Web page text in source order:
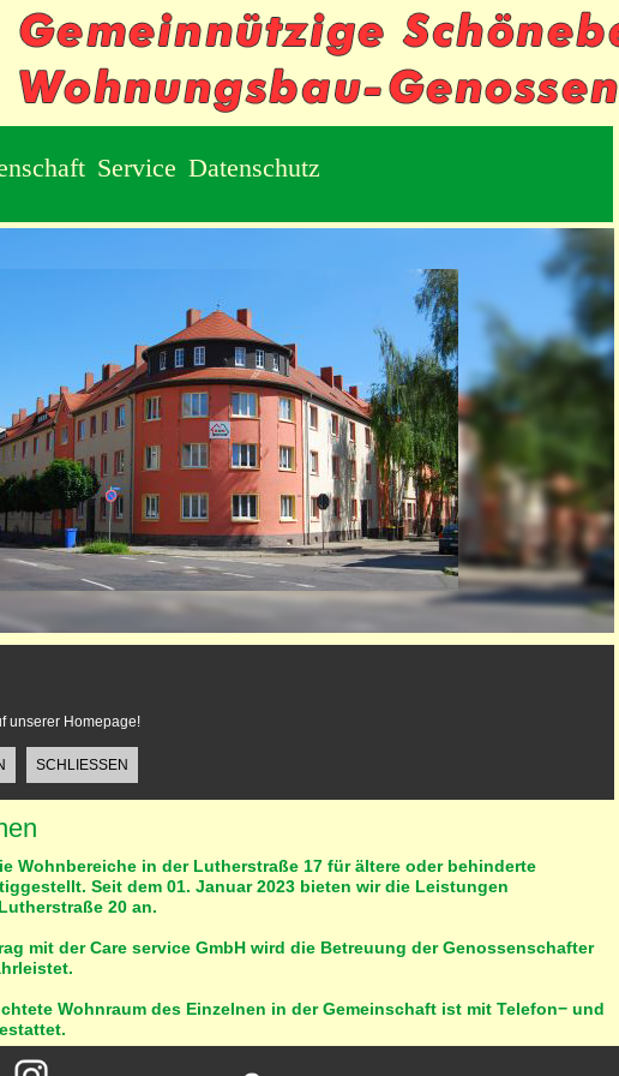
Service Datenschutz
unserer Homepage!
Wohnbereiche in der Lutherstraße 17 für ältere oder behinderte
Seit dem 01. Januar 2023 bieten wir die Leistungen
20 an.
mit der Care service GmbH wird die Betreuung der Genossenschafter
Wohnraum des Einzelnen in der Gemeinschaft ist mit Telefon− und